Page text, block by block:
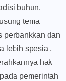
buhun.
tema
perbankkan dan
lebih spesial,
hak
pemerintah